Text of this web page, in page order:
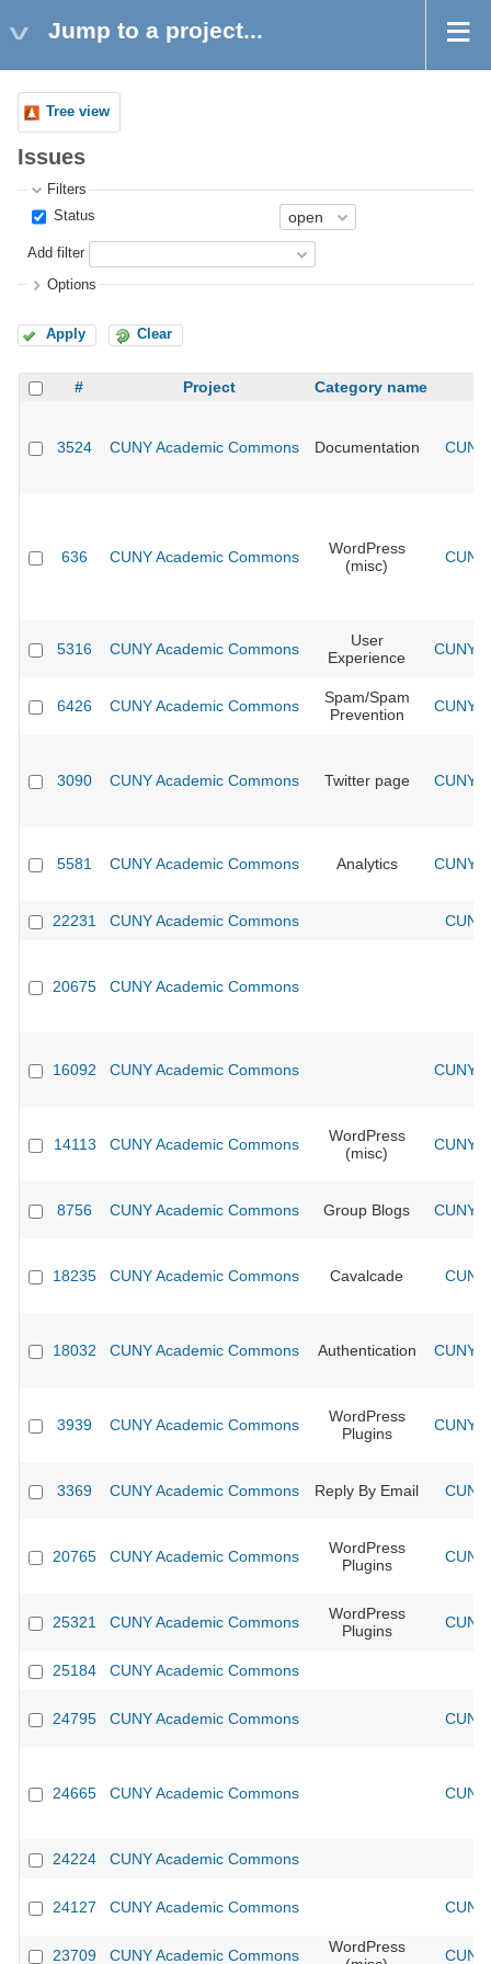
Jump to a project...
Tree view
Issues
Filters
Status
Add filter
Options
Apply Clear
# Project Category name
3524 CUNY Academic Commons Documentation
636 CUNY Academic Commons
WordPress
(misc)
5316 CUNY Academic Commons
User
Experience
CUNY
6426 CUNY Academic Commons
Spam/Spam
Prevention
CUNY
3090 CUNY Academic Commons Twitter page CUNY
5581 CUNY Academic Commons Analytics CUNY
22231 CUNY Academic Commons
20675 CUNY Academic Commons
16092 CUNY Academic Commons CUNY
14113 CUNY Academic Commons
WordPress
(misc)
CUNY
8756 CUNY Academic Commons Group Blogs CUNY
18235 CUNY Academic Commons Cavalcade
18032 CUNY Academic Commons Authentication CUNY
3939 CUNY Academic Commons
WordPress
Plugins
CUNY
3369 CUNY Academic Commons Reply By Email
20765 CUNY Academic Commons
WordPress
Plugins
25321 CUNY Academic Commons
WordPress
Plugins
25184 CUNY Academic Commons
24795 CUNY Academic Commons
24665 CUNY Academic Commons
24224 CUNY Academic Commons
24127 CUNY Academic Commons
23709 CUNY Academic Commons
WordPress